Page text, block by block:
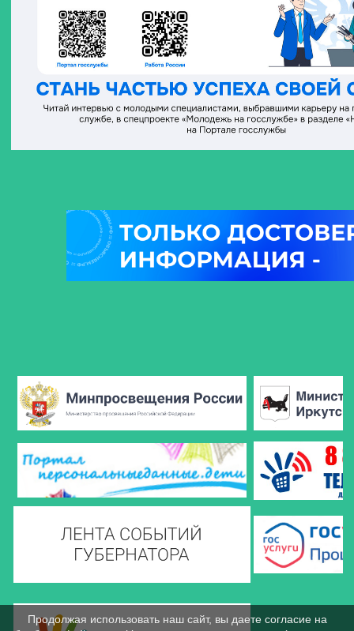
Продолжая использовать наш сайт, вы даете согласие на